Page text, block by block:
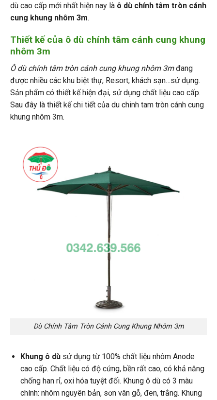
dù cao cấp mới nhất hiện nay là ô dù chính tâm tròn cánh
cung khung nhôm 3m.
Thiết kế của ô dù chính tâm cánh cung khung
nhôm 3m
Ô dù chính tâm tròn cánh cung khung nhôm 3mđang
được nhiều các khu biệt thự, Resort, khách sạn…sử dụng.
Sản phẩm có thiết kế hiện đại, sử dụng chất liệu cao cấp.
Sau đây là thiết kế chi tiết của du chinh tam tròn cánh cung
khung nhôm 3m.
Dù Chính Tâm Tròn Cánh Cung Khung Nhôm 3m
Khung ô dùsử dụng từ 100% chất liệu nhôm Anode
cao cấp. Chất liệu có độ cứng, bền rất cao, có khả năng
chống han rỉ, oxi hóa tuyệt đối. Khung ô dù có 3 màu
chính: nhôm nguyên bản, sơn vân gỗ, đen, trắng. Khung